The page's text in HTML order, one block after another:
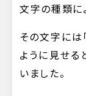
文字の種類に
その文字には
ように見せる
いました。